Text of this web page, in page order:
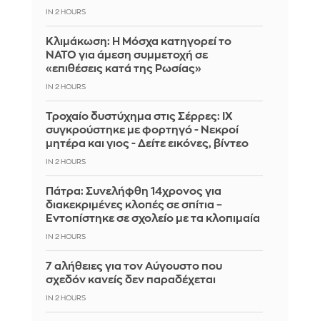
IN 2 HOURS
Κλιμάκωση: Η Μόσχα κατηγορεί το
ΝΑΤΟ για άμεση συμμετοχή σε
«επιθέσεις κατά της Ρωσίας»
IN 2 HOURS
Τροχαίο δυστύχημα στις Σέρρες: ΙΧ
συγκρούστηκε με φορτηγό - Νεκροί
μητέρα και γιος - Δείτε εικόνες, βίντεο
IN 2 HOURS
Πάτρα: Συνελήφθη 14χρονος για
διακεκριμένες κλοπές σε σπίτια –
Εντοπίστηκε σε σχολείο με τα κλοπιμαία
IN 2 HOURS
7 αλήθειες για τον Αύγουστο που
σχεδόν κανείς δεν παραδέχεται
IN 2 HOURS